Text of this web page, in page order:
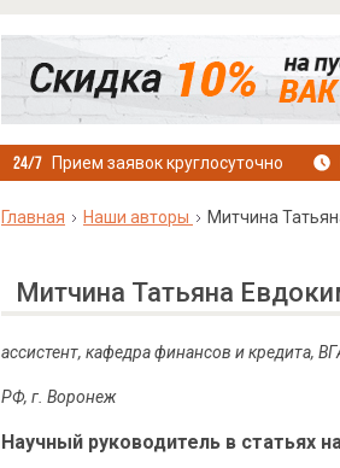
Прием заявок круглосуточно
Главная Наши авторы Митчина
Митчина Татьяна
ассистент, кафедра финансов и кредита,
РФ, г. Воронеж
Научный руководитель в статьях